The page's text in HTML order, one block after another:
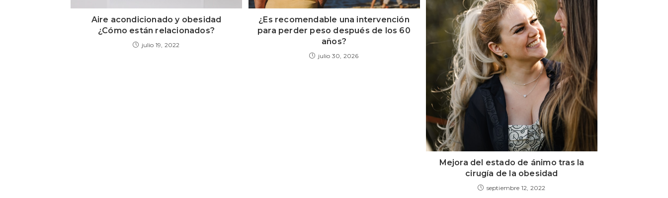
Aire acondicionado y obesidad
¿Cómo están relacionados?
julio 19, 2022
¿Es recomendable una intervención
para perder peso después de los 60
años?
julio 30, 2026
Mejora del estado de ánimo tras la
cirugía de la obesidad
septiembre 12, 2022